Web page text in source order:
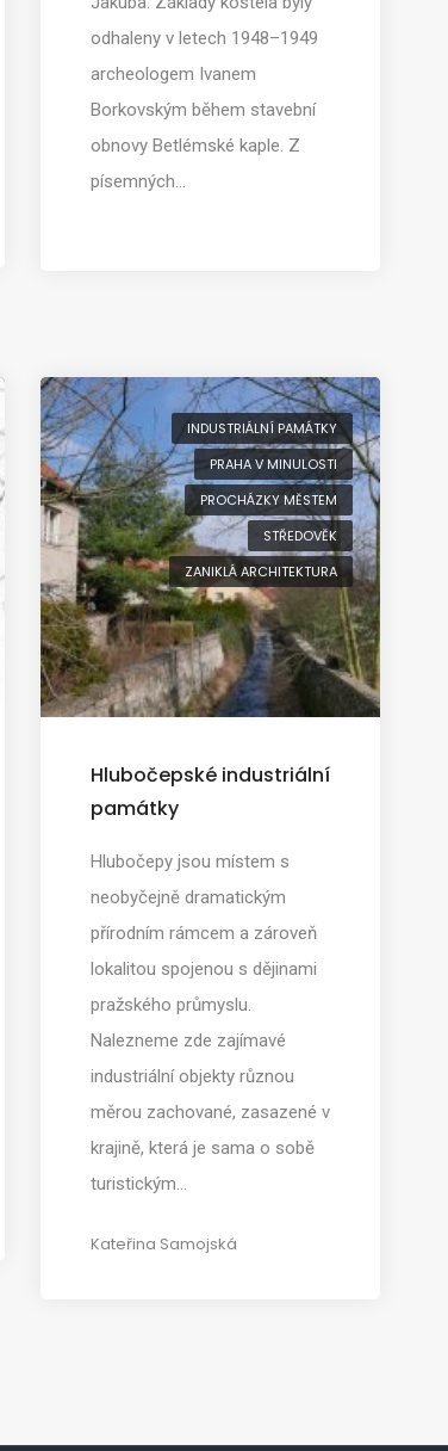
odhaleny v letech 1948–1949
archeologem Ivanem
Borkovským během stavební
obnovy Betlémské kaple. Z
písemných…
INDUSTRIÁLNÍ PAMÁTKY
PRAHA V MINULOSTI
PROCHÁZKY MĚSTEM
STŘEDOVĚK
ZANIKLÁ ARCHITEKTURA
Hlubočepské industriální
památky
Hlubočepy jsou místem s
neobyčejně dramatickým
přírodním rámcem a zároveň
lokalitou spojenou s dějinami
pražského průmyslu.
Nalezneme zde zajímavé
industriální objekty různou
měrou zachované, zasazené v
krajině, která je sama o sobě
turistickým…
Kateřina Samojská